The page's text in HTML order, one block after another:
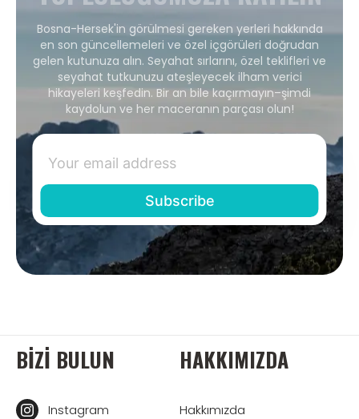
Bosna-Hersek'in görülmesi gereken yerleri hakkında
en son güncellemeleri ve özel içgörüleri doğrudan
gelen kutunuza alın. Seyahat sırlarını, özel teklifleri ve
seyahat tutkunuzu ateşleyecek ilham verici
hikayeleri keşfedin. Bir an bile kaçırmayın–şimdi
kaydolun ve her maceranın parçası olun!
BIZI BULUN
Instagram
HAKKIMIZDA
Hakkımızda